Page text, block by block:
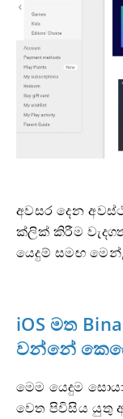
අවසර දෙන
ක්ලික් කිරීම
යෙදුම් සමඟ
iOS මත
වන්නේ
මෙම යෙදුම
වෙත පිවිසිය යුතු